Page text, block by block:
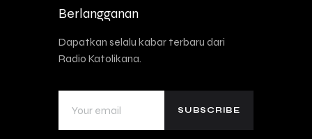
Berlangganan
Dapatkan selalu kabar terbaru dari
Radio Katolikana.